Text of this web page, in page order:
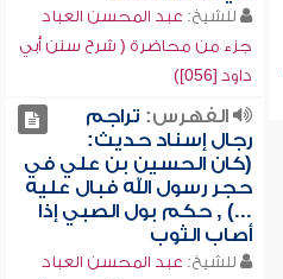
للشيخ: عبد المحسن العباد
جزء من محاضرة ( شرح سنن أبي
داود [056])
الفهرس: تراجم
رجال إسناد حديث:
(كان الحسين بن علي في
حجر رسول الله فبال عليه
...) , حكم بول الصبي إذا
أصاب الثوب
للشيخ: عبد المحسن العباد